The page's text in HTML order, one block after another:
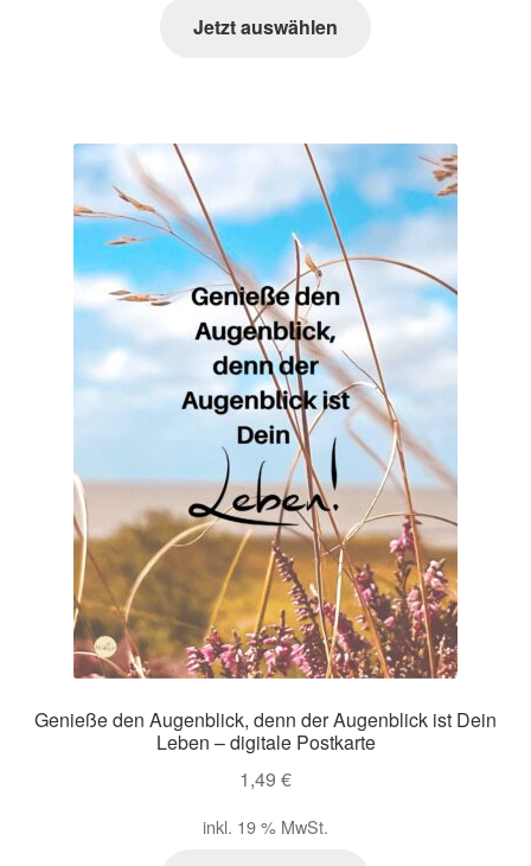
Jetzt auswählen
Genieße den Augenblick, denn der Augenblick ist Dein
Leben – digitale Postkarte
1,49 €
inkl. 19 % MwSt.